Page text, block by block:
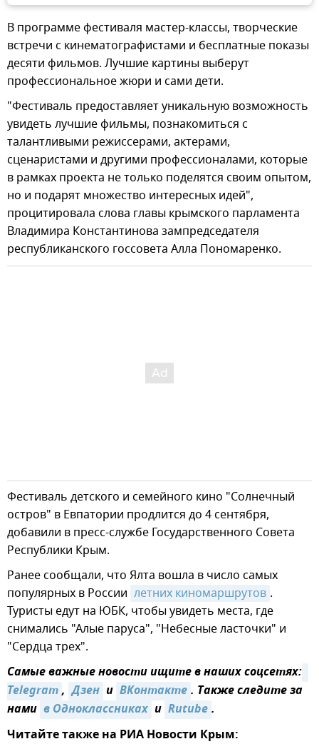
В программе фестиваля мастер-классы, творческие
встречи с кинематографистами и бесплатные показы
десяти фильмов. Лучшие картины выберут
профессиональное жюри и сами дети.
"Фестиваль предоставляет уникальную возможность
увидеть лучшие фильмы, познакомиться с
талантливыми режиссерами, актерами,
сценаристами и другими профессионалами, которые
в рамках проекта не только поделятся своим опытом,
но и подарят множество интересных идей",
процитировала слова главы крымского парламента
Владимира Константинова зампредседателя
республиканского госсовета Алла Пономаренко.
Фестиваль детского и семейного кино "Солнечный
остров" в Евпатории продлится до 4 сентября,
добавили в пресс-службе Государственного Совета
Республики Крым.
Ранее сообщали, что Ялта вошла в число самых
популярных в России летних киномаршрутов .
Туристы едут на ЮБК, чтобы увидеть места, где
снимались "Алые паруса", "Небесные ласточки" и
"Сердца трех".
Самые важные новости ищите в наших соцсетях:
Telegram, Дзен и ВКонтакте. Также следите за
нами в Одноклассниках и Rutube.
Читайте также на РИА Новости Крым: